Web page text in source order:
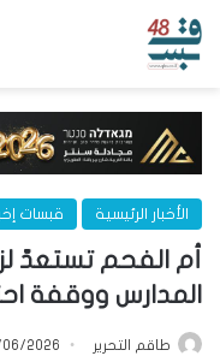
الأخبار الرئيسية قبسات
أم الفحم تستعدّ
المدارس ووقفة
طاقم التحرير 2026